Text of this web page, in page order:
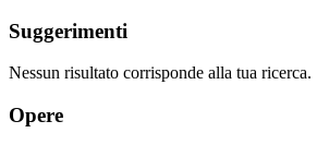
Suggerimenti
Nessun risultato corrisponde alla tua ricerca.
Opere